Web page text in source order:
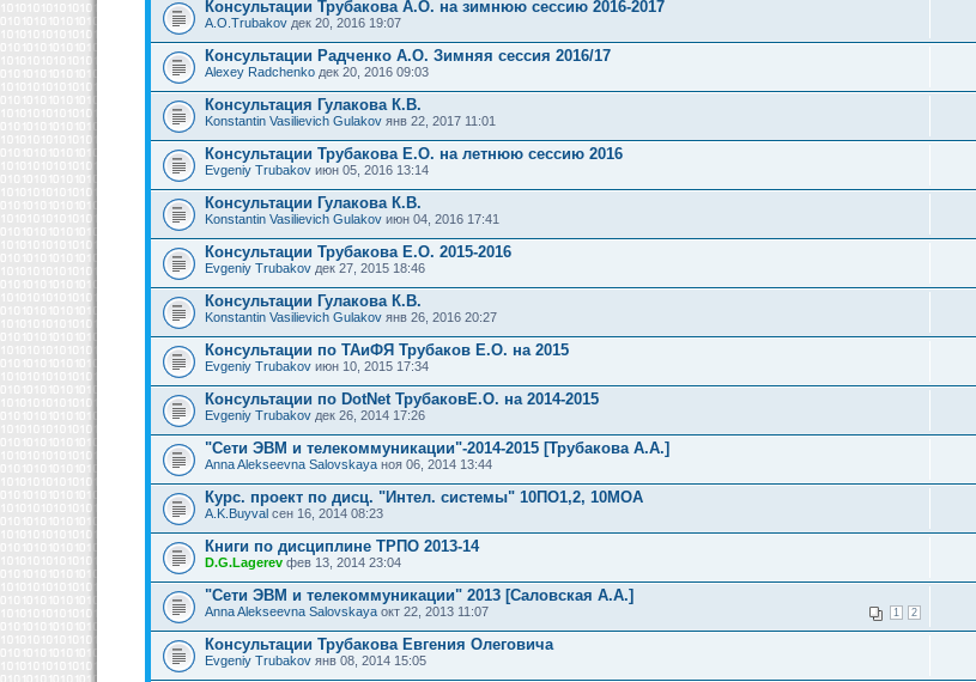
Консультации Трубакова А.О. на зимнюю сессию 2016-2017
A.O.Trubakov дек 20, 2016 19:07
Консультации Радченко А.О. Зимняя сессия 2016/17
Alexey Radchenko дек 20, 2016 09:03
Консультация Гулакова К.В.
Konstantin Vasilievich Gulakov янв 22, 2017 11:01
Консультации Трубакова Е.О. на летнюю сессию 2016
Evgeniy Trubakov июн 05, 2016 13:14
Консультации Гулакова К.В.
Konstantin Vasilievich Gulakov июн 04, 2016 17:41
Консультации Трубакова Е.О. 2015-2016
Evgeniy Trubakov дек 27, 2015 18:46
Консультации Гулакова К.В.
Konstantin Vasilievich Gulakov янв 26, 2016 20:27
Консультации по ТАиФЯ Трубаков Е.О. на 2015
Evgeniy Trubakov июн 10, 2015 17:34
Консультации по DotNet ТрубаковЕ.О. на 2014-2015
Evgeniy Trubakov дек 26, 2014 17:26
"Сети ЭВМ и телекоммуникации"-2014-2015 [Трубакова А.А.]
Anna Alekseevna Salovskaya ноя 06, 2014 13:44
Курс. проект по дисц. "Интел. системы" 10ПО1,2, 10МОА
A.K.Buyval сен 16, 2014 08:23
Книги по дисциплине ТРПО 2013-14
D.G.Lagerev фев 13, 2014 23:04
"Сети ЭВМ и телекоммуникации" 2013 [Саловская А.А.]
1 2
Anna Alekseevna Salovskaya окт 22, 2013 11:07
Консультации Трубакова Евгения Олеговича
Evgeniy Trubakov янв 08, 2014 15:05